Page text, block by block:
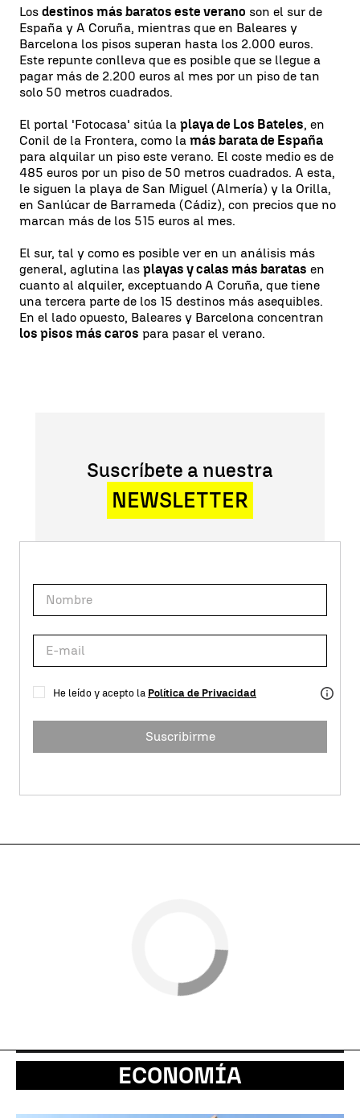
Los destinos más baratos este verano son el sur de
España y A Coruña, mientras que en Baleares y
Barcelona los pisos superan hasta los 2.000 euros.
Este repunte conlleva que es posible que se llegue a
pagar más de 2.200 euros al mes por un piso de tan
solo 50 metros cuadrados.
El portal 'Fotocasa' sitúa la playa de Los Bateles, en
Conil de la Frontera, como la más barata de España
para alquilar un piso este verano. El coste medio es de
485 euros por un piso de 50 metros cuadrados. A esta,
le siguen la playa de San Miguel (Almería) y la Orilla,
en Sanlúcar de Barrameda (Cádiz), con precios que no
marcan más de los 515 euros al mes.
El sur, tal y como es posible ver en un análisis más
general, aglutina las playas y calas más baratas en
cuanto al alquiler, exceptuando A Coruña, que tiene
una tercera parte de los 15 destinos más asequibles.
En el lado opuesto, Baleares y Barcelona concentran
los pisos más caros para pasar el verano.
Suscríbete a nuestra
NEWSLETTER
He leído y acepto la Política de Privacidad
Suscribirme
ECONOMÍA